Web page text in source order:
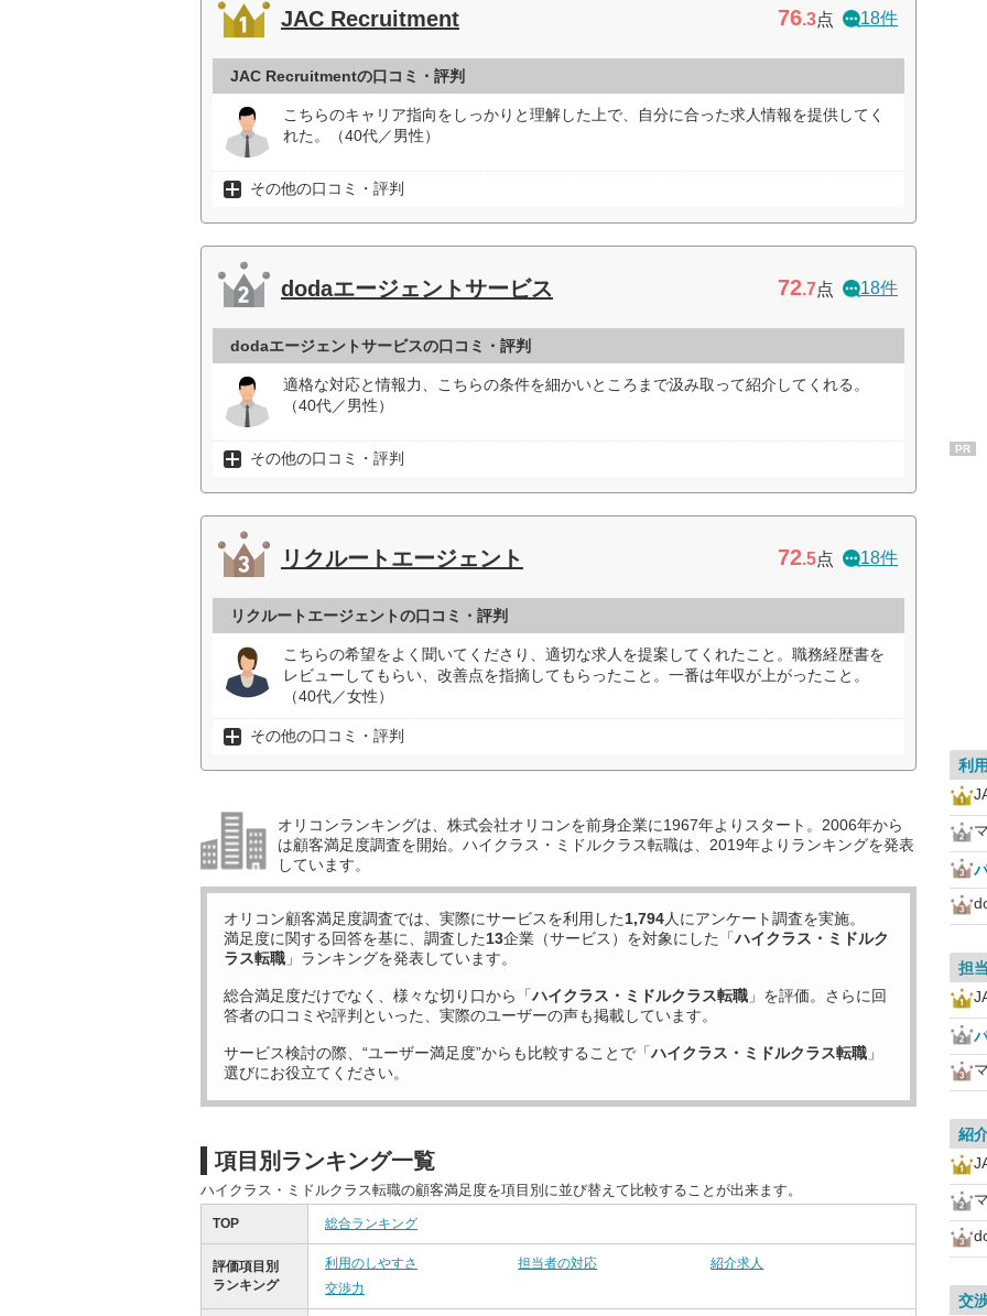
JAC Recruitment 76.3点 18件
JAC Recruitmentの口コミ・評判
こちらのキャリア指向をしっかりと理解した上で、自分に合った求人情報を提供してく
れた。（40代／男性）
その他の口コミ・評判
dodaエージェントサービス 72.7点 18件
dodaエージェントサービスの口コミ・評判
適格な対応と情報力、こちらの条件を細かいところまで汲み取って紹介してくれる。
（40代／男性）
その他の口コミ・評判
リクルートエージェント 72.5点 18件
リクルートエージェントの口コミ・評判
こちらの希望をよく聞いてくださり、適切な求人を提案してくれたこと。職務経歴書を
レビューしてもらい、改善点を指摘してもらったこと。一番は年収が上がったこと。
（40代／女性）
その他の口コミ・評判
オリコンランキングは、株式会社オリコンを前身企業に1967年よりスタート。2006年から
は顧客満足度調査を開始。ハイクラス・ミドルクラス転職は、2019年よりランキングを発表
しています。
オリコン顧客満足度調査では、実際にサービスを利用した1,794人にアンケート調査を実施。
満足度に関する回答を基に、調査した13企業（サービス）を対象にした「ハイクラス・ミドルク
ラス転職 」ランキングを発表しています。
総合満足度だけでなく、様々な切り口から「ハイクラス・ミドルクラス転職 」を評価。さらに回
答者の口コミや評判といった、実際のユーザーの声も掲載しています。
サービス検討の際、“ユーザー満足度”からも比較することで「ハイクラス・ミドルクラス転職 」
選びにお役立てください。
項目別ランキング一覧
ハイクラス・ミドルクラス転職の顧客満足度を項目別に並び替えて比較することが出来ます。
TOP 総合ランキング
評価項目別
ランキング
利用のしやすさ 担当者の対応
紹介求人
交渉力
PR
利
担
紹
交